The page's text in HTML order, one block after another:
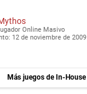
Online Masivo
12 de noviembre de 2009
Más juegos de In-House